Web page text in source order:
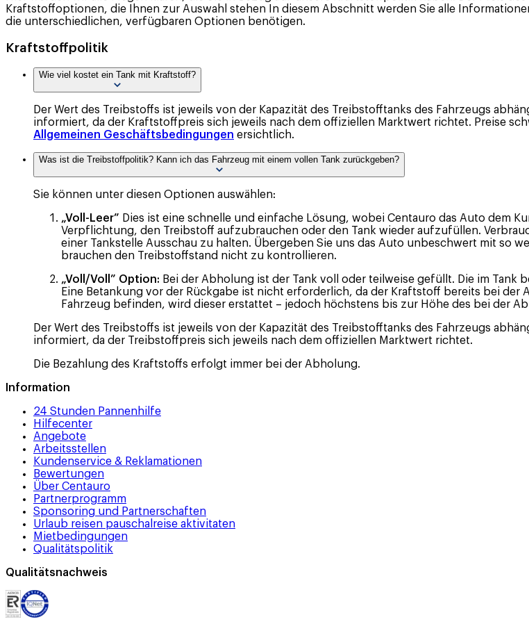
Kraftstoffoptionen, die Ihnen zur Auswahl stehen In diesem Abschnitt werden Sie alle
die unterschiedlichen, verfügbaren Optionen benötigen.
Kraftstoffpolitik
Wie viel kostet ein Tank mit Kraftstoff?
Der Wert des Treibstoffs ist jeweils von der Kapazität des Treibstofftanks des Fahrzeugs
informiert, da der Kraftstoffpreis sich jeweils nach dem offiziellen Marktwert richtet. Preise
Allgemeinen Geschäftsbedingungen ersichtlich.
Was ist die Treibstoffpolitik? Kann ich das Fahrzeug mit einem vollen Tank zurückgeben?
Sie können unter diesen Optionen auswählen:
„Voll-Leer” Dies ist eine schnelle und einfache Lösung, wobei Centauro das Auto dem
Verpflichtung, den Treibstoff aufzubrauchen oder den Tank wieder aufzufüllen.
einer Tankstelle Ausschau zu halten. Übergeben Sie uns das Auto unbeschwert mit so
brauchen den Treibstoffstand nicht zu kontrollieren.
„Voll/Voll” Option: Bei der Abholung ist der Tank voll oder teilweise gefüllt. Die im
Eine Betankung vor der Rückgabe ist nicht erforderlich, da der Kraftstoff bereits bei
Fahrzeug befinden, wird dieser erstattet – jedoch höchstens bis zur Höhe des bei der
Der Wert des Treibstoffs ist jeweils von der Kapazität des Treibstofftanks des Fahrzeugs
informiert, da der Treibstoffpreis sich jeweils nach dem offiziellen Marktwert richtet.
Die Bezahlung des Kraftstoffs erfolgt immer bei der Abholung.
Information
24 Stunden Pannenhilfe
Hilfecenter
Angebote
Arbeitsstellen
Kundenservice & Reklamationen
Bewertungen
Über Centauro
Partnerprogramm
Sponsoring und Partnerschaften
Urlaub reisen pauschalreise aktivitaten
Mietbedingungen
Qualitätspolitik
Qualitätsnachweis